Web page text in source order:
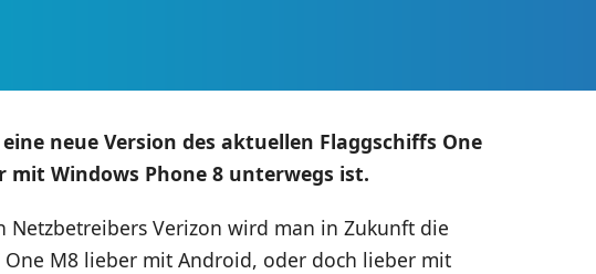
neue Version des aktuellen Flaggschiffs One
Windows Phone 8 unterwegs ist.
Netzbetreibers Verizon wird man in Zukunft die
One M8 lieber mit Android, oder doch lieber mit